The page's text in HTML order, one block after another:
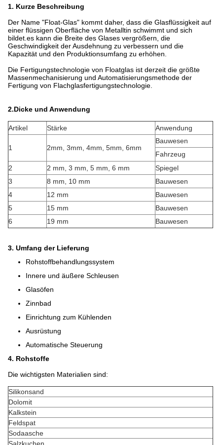
1. Kurze Beschreibung
Der Name "Float-Glas" kommt daher, dass die Glasflüssigkeit auf
einer flüssigen Oberfläche von Metalltin schwimmt und sich
bildet.es kann die Breite des Glases vergrößern, die
Geschwindigkeit der Ausdehnung zu verbessern und die
Kapazität und den Produktionsumfang zu erhöhen.
Die Fertigungstechnologie von Floatglas ist derzeit die größte
Massenmechanisierung und Automatisierungsmethode der
Fertigung von Flachglasfertigungstechnologie.
2.Dicke und Anwendung
Artikel Stärke Anwendung
1 2mm, 3mm, 4mm, 5mm, 6mm
Bauwesen
Fahrzeug
2
2 mm, 3 mm, 5 mm, 6 mm
Spiegel
3
8 mm, 10 mm
Bauwesen
4
12 mm
Bauwesen
5
15 mm
Bauwesen
6
19 mm Bauwesen
3. Umfang der Lieferung
Rohstoffbehandlungssystem
Innere und äußere Schleusen
Glasöfen
Zinnbad
Einrichtung zum Kühlenden
Ausrüstung
Automatische Steuerung
4. Rohstoffe
Die wichtigsten Materialien sind:
Silikonsand
Dolomit
Kalkstein
Feldspat
Sodaasche